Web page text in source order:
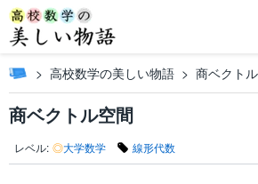
高校数学の美しい物語 商ベクト
商ベクトル空間
レベル: ◎大学数学 線形代数